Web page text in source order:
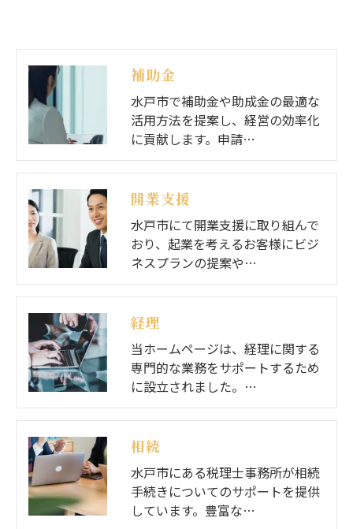
補助金
水戸市で補助金や助成金の最適な
活用方法を提案し、経営の効率化
に貢献します。申請…
開業支援
水戸市にて開業支援に取り組んで
おり、起業を考えるお客様にビジ
ネスプランの提案や…
経理
当ホームページは、経理に関する
専門的な業務をサポートするため
に設立されました。…
相続
水戸市にある税理士事務所が相続
手続きについてのサポートを提供
しています。豊富な…